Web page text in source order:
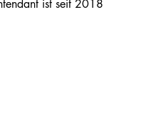
ist seit 2018